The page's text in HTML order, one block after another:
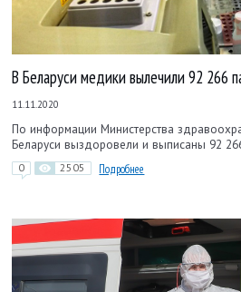
В Беларуси медики вылечили 92 266
11.11.2020
По информации Министерства
Беларуси выздоровели и выписаны 92
0 2505 Подробнее